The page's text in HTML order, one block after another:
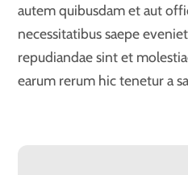
autem quibusdam et aut
necessitatibus saepe
repudiandae sint et
earum rerum hic tenetur a